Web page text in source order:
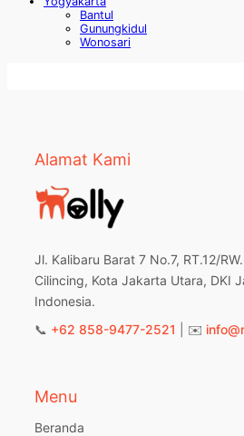
Bantul
Gunungkidul
Wonosari
Alamat Kami
Jl. Kalibaru Barat 7 No.7, RT.12/
Cilincing, Kota Jakarta Utara, DKI
Indonesia.
📞 +62 858-9477-2521 | ✉️
Menu
Beranda